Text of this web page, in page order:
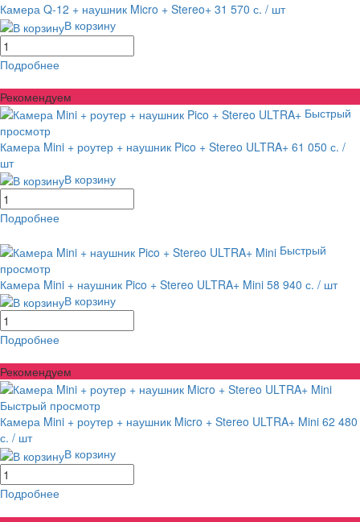
Камера Q-12 + наушник Micro + Stereo+ 31 570 с. / шт
В корзину
Подробнее
Рекомендуем
Быстрый
просмотр
Камера Mini + роутер + наушник Pico + Stereo ULTRA+ 61 050 с. /
шт
В корзину
Подробнее
Быстрый
просмотр
Камера Mini + наушник Pico + Stereo ULTRA+ Mini 58 940 с. / шт
В корзину
Подробнее
Рекомендуем
Быстрый просмотр
Камера Mini + роутер + наушник Micro + Stereo ULTRA+ Mini 62 480
с. / шт
В корзину
Подробнее